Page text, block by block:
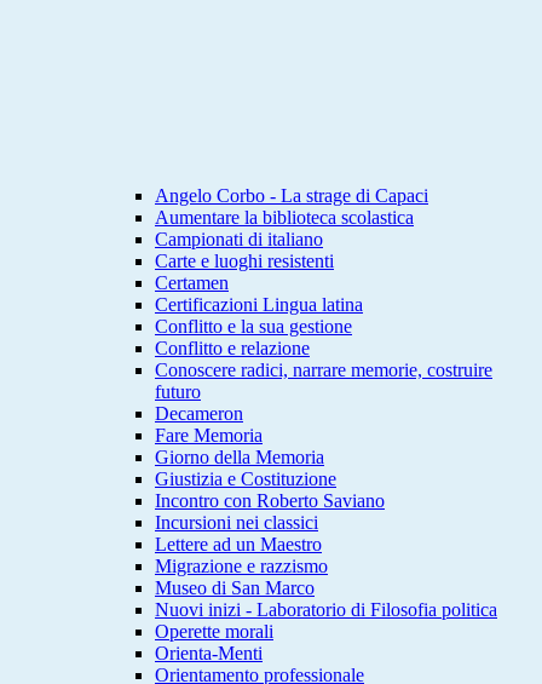
Angelo Corbo - La strage di Capaci
Aumentare la biblioteca scolastica
Campionati di italiano
Carte e luoghi resistenti
Certamen
Certificazioni Lingua latina
Conflitto e la sua gestione
Conflitto e relazione
Conoscere radici, narrare memorie, costruire
futuro
Decameron
Fare Memoria
Giorno della Memoria
Giustizia e Costituzione
Incontro con Roberto Saviano
Incursioni nei classici
Lettere ad un Maestro
Migrazione e razzismo
Museo di San Marco
Nuovi inizi - Laboratorio di Filosofia politica
Operette morali
Orienta-Menti
Orientamento professionale